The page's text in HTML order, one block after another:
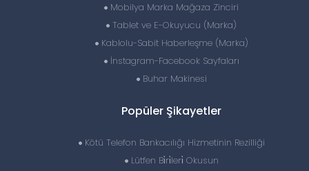
Mobilya Marka Mağaza Zinciri
Tablet ve E-Okuyucu (Marka)
Kablolu-Sabit Haberleşme (Marka)
İnstagram-Facebook Sayfaları
Buhar Makinesi
Popüler Şikayetler
Kötü Telefon Bankacılığı Hizmetinin Rezilliği
Lütfen Bi̇ri̇leri̇ Okusun